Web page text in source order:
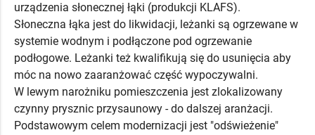
urządzenia słonecznej łąki (produkcji KLAFS).
Słoneczna łąka jest do likwidacji, leżanki są ogrzewane w
systemie wodnym i podłączone pod ogrzewanie
podłogowe. Leżanki też kwalifikują się do usunięcia aby
móc na nowo zaaranżować część wypoczywalni.
W lewym narożniku pomieszczenia jest zlokalizowany
czynny prysznic przysaunowy - do dalszej aranżacji.
Podstawowym celem modernizacji jest "odświeżenie"